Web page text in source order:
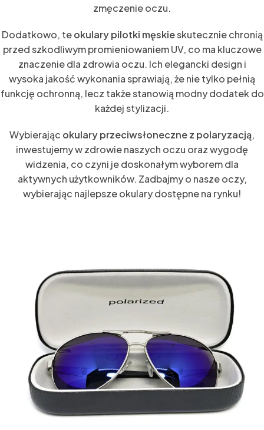
zmęczenie oczu.
Dodatkowo, teokulary pilotki męskieskutecznie chronią
przed szkodliwym promieniowaniem UV, co ma kluczowe
znaczenie dla zdrowia oczu. Ich elegancki design i
wysoka jakość wykonania sprawiają, że nie tylko pełnią
funkcję ochronną, lecz także stanowią modny dodatek do
każdej stylizacji.
Wybierając okulary przeciwsłoneczne z polaryzacją,
inwestujemy w zdrowie naszych oczu oraz wygodę
widzenia, co czyni je doskonałym wyborem dla
aktywnych użytkowników. Zadbajmy o nasze oczy,
wybierając najlepsze okulary dostępne na rynku!